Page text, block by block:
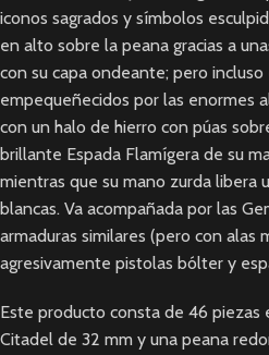
iconos sagrados y símbolos
en alto sobre la peana gracias a
con su capa ondeante; pero
empequeñecidos por las enormes
con un halo de hierro con púas
brillante Espada Flamígera de su
mientras que su mano zurda libera
blancas. Va acompañada por las
armaduras similares (pero con alas
agresivamente pistolas bólter y
Este producto consta de 46 piezas
Citadel de 32 mm y una peana